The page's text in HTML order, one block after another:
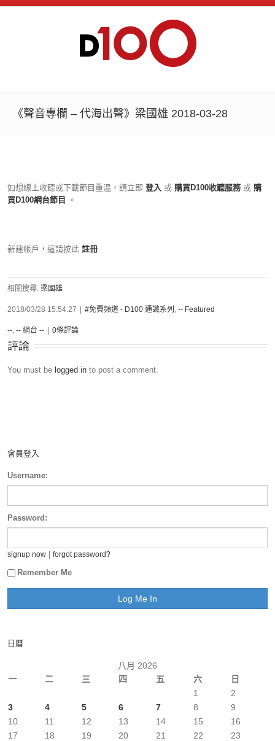
《聲音專欄 – 代海出聲》梁國雄 2018-03-28
如想線上收聽或下載節目重溫，請立即 登入 或 購買D100收聽服務 或 購
買D100網台節目
。
新建帳戶，這請按此 註冊
相關搜尋: 梁國雄
2018/03/28 15:54:27 #免費頻道 - D100 通識系列 , -- Featured
--, -- 網台 -- 0條評論
評論
You must be logged in to post a comment.
會員登入
Username:
Password:
signup now forgot password?
Remember Me
日曆
八月 2026
一
二 三 四 五 六 日
1
2
3
4 5 6 7 8
9
10
11 12 13 14 15
16
17
18 19 20 21 22
23